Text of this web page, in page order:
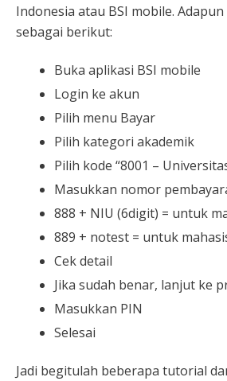
Indonesia atau BSI mobile.
sebagai berikut:
Buka aplikasi BSI mobile
Login ke akun
Pilih menu Bayar
Pilih kategori akademik
Pilih kode “8001 –
Masukkan nomor
888 + NIU (6digit) = untuk
889 + notest = untuk
Cek detail
Jika sudah benar, lanjut ke
Masukkan PIN
Selesai
Jadi begitulah beberapa tutorial